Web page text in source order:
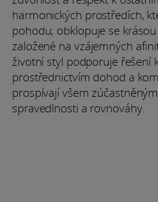
harmonických prostředích,
pohodu; obklopuje se
založené na vzájemných
životní styl podporuje řešení
prostřednictvím dohod a
prospívají všem
spravedlnosti a rovnováhy.